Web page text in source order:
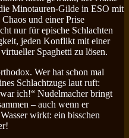
Minotauren-Gilde in ESO mit
und einer Prise
nur für epische Schlachten
jeden Konflikt mit einer
Spaghetti zu lösen.
Wer hat schon mal
Schlachtzugs laut ruft:
ich!“ Nudelmacher bringt
– auch wenn er
wirkt: ein bisschen